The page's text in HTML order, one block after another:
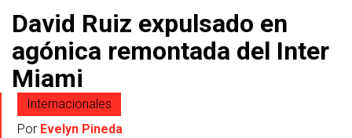
David Ruiz expulsado en
agónica remontada del Inter
Miami
Internacionales
Por Evelyn Pineda